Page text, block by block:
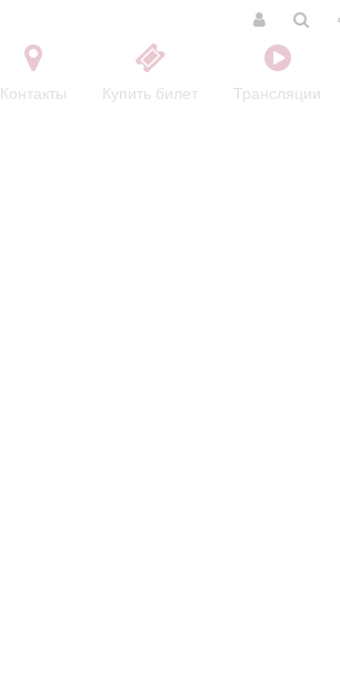
Контакты Купить билет Трансляции